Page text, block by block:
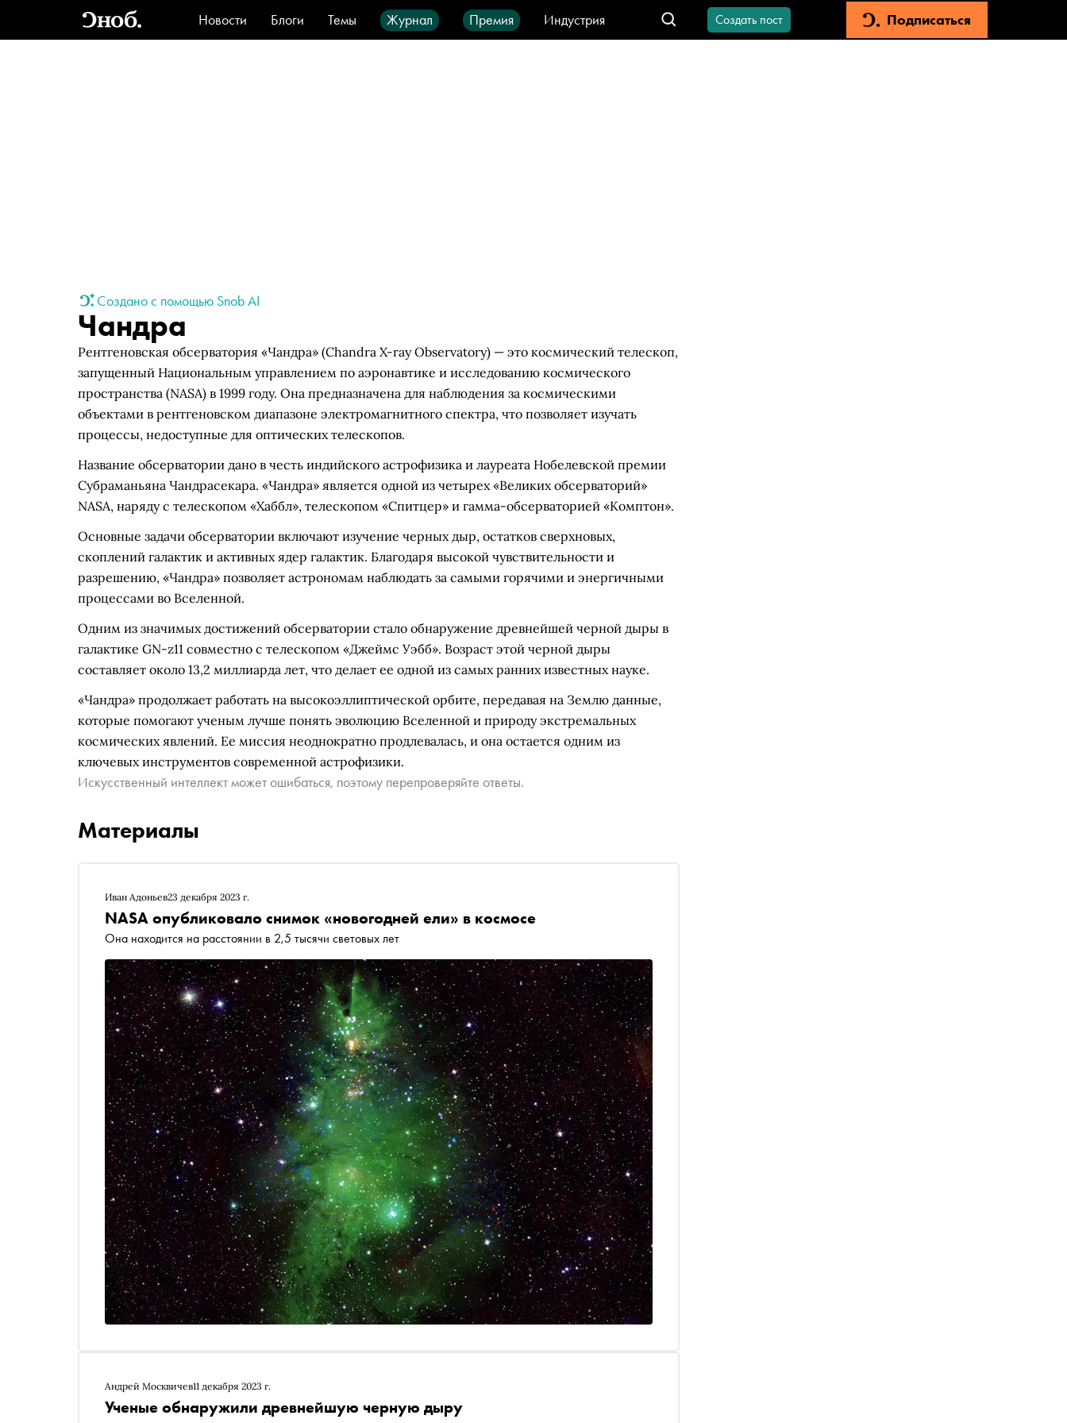
Новости Блоги Темы Журнал Премия
Индустрия
Стиль
Видео Город IT-продукты
Создать пост Подписаться
Создано с помощью Snob AI
Чандра
Рентгеновская обсерватория «Чандра» (Chandra X-ray Observatory) — это космический телескоп,
запущенный Национальным управлением по аэронавтике и исследованию космического
пространства (NASA) в 1999 году. Она предназначена для наблюдения за космическими
объектами в рентгеновском диапазоне электромагнитного спектра, что позволяет изучать
процессы, недоступные для оптических телескопов.
Название обсерватории дано в честь индийского астрофизика и лауреата Нобелевской премии
Субраманьяна Чандрасекара. «Чандра» является одной из четырех «Великих обсерваторий»
NASA, наряду с телескопом «Хаббл», телескопом «Спитцер» и гамма-обсерваторией «Комптон».
Основные задачи обсерватории включают изучение черных дыр, остатков сверхновых,
скоплений галактик и активных ядер галактик. Благодаря высокой чувствительности и
разрешению, «Чандра» позволяет астрономам наблюдать за самыми горячими и энергичными
процессами во Вселенной.
Одним из значимых достижений обсерватории стало обнаружение древнейшей черной дыры в
галактике GN-z11 совместно с телескопом «Джеймс Уэбб». Возраст этой черной дыры
составляет около 13,2 миллиарда лет, что делает ее одной из самых ранних известных науке.
«Чандра» продолжает работать на высокоэллиптической орбите, передавая на Землю данные,
которые помогают ученым лучше понять эволюцию Вселенной и природу экстремальных
космических явлений. Ее миссия неоднократно продлевалась, и она остается одним из
ключевых инструментов современной астрофизики.
Искусственный интеллект может ошибаться, поэтому перепроверяйте ответы.
Материалы
Иван Адоньев23 декабря 2023 г.
NASA опубликовало снимок «новогодней ели» в космосе
Она находится на расстоянии в 2,5 тысячи световых лет
Андрей Москвичев11 декабря 2023 г.
Ученые обнаружили древнейшую черную дыру